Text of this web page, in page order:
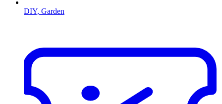
DIY, Garden